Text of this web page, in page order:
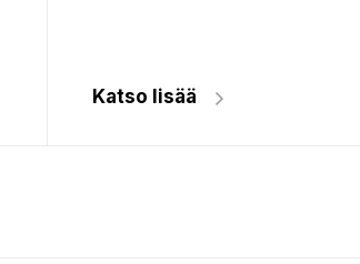
Katso lisää